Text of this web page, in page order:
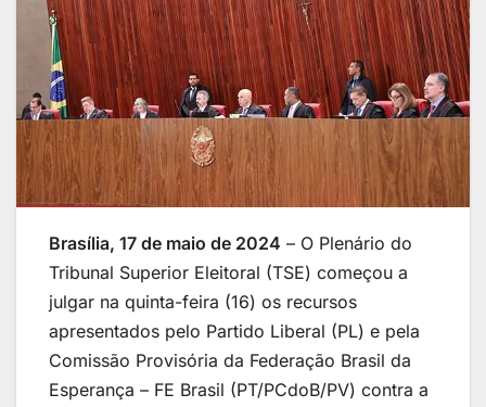
Brasília, 17 de maio de 2024 – O Plenário do
Tribunal Superior Eleitoral (TSE) começou a
julgar na quinta-feira (16) os recursos
apresentados pelo Partido Liberal (PL) e pela
Comissão Provisória da Federação Brasil da
Esperança – FE Brasil (PT/PCdoB/PV) contra a